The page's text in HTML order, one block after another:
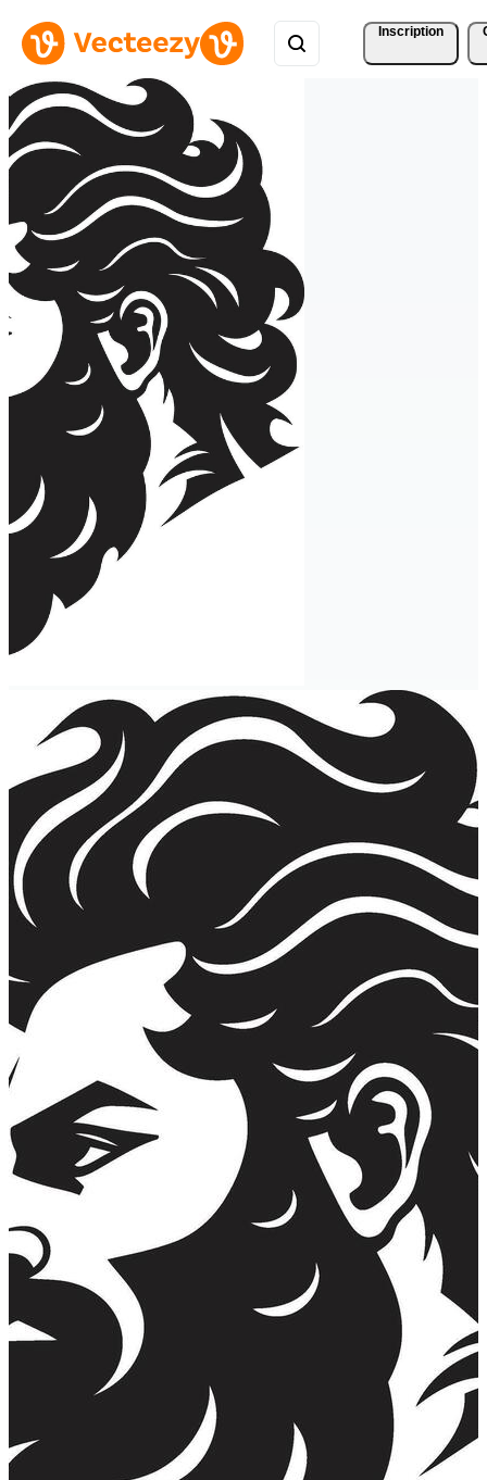
Inscription